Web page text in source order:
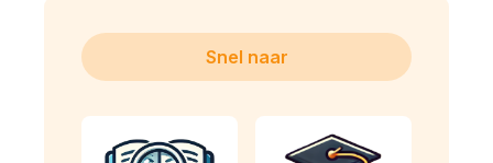
Snel naar